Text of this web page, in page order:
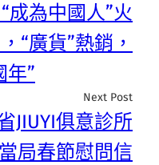
成為中國人”火
“廣貨”熱銷，
年”
Next Post
JIUYI俱意診所
局春節慰問信